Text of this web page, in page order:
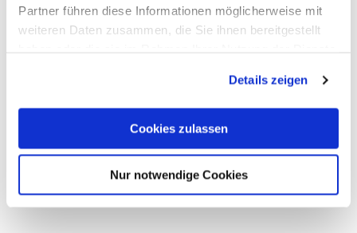
Partner führen diese Informationen möglicherweise mit
weiteren Daten zusammen, die Sie ihnen bereitgestellt
Details zeigen
Cookies zulassen
Nur notwendige Cookies
Auf Produktliste